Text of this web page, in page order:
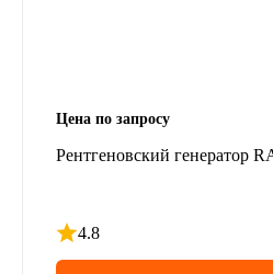
Цена по запросу
Рентгеновский генератор
4.8
Рейтинг 4.8 из 5